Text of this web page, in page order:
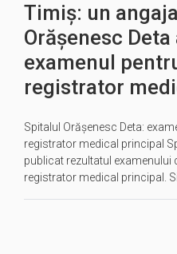
Timiș: un
Orășenesc
examenul
registrator
Spitalul Orășenesc Deta:
registrator medical principal
publicat rezultatul
registrator medical principal.